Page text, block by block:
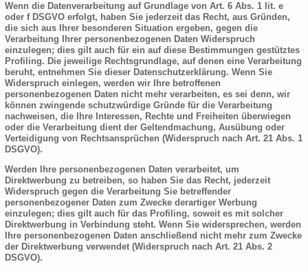
Wenn die Datenverarbeitung auf Grundlage von Art. 6 Abs. 1 lit. e
oder f DSGVO erfolgt, haben Sie jederzeit das Recht, aus Gründen,
die sich aus Ihrer besonderen Situation ergeben, gegen die
Verarbeitung Ihrer personenbezogenen Daten Widerspruch
einzulegen; dies gilt auch für ein auf diese Bestimmungen gestütztes
Profiling. Die jeweilige Rechtsgrundlage, auf denen eine Verarbeitung
beruht, entnehmen Sie dieser Datenschutzerklärung. Wenn Sie
Widerspruch einlegen, werden wir Ihre betroffenen
personenbezogenen Daten nicht mehr verarbeiten, es sei denn, wir
können zwingende schutzwürdige Gründe für die Verarbeitung
nachweisen, die Ihre Interessen, Rechte und Freiheiten überwiegen
oder die Verarbeitung dient der Geltendmachung, Ausübung oder
Verteidigung von Rechtsansprüchen (Widerspruch nach Art. 21 Abs. 1
DSGVO).
Werden Ihre personenbezogenen Daten verarbeitet, um
Direktwerbung zu betreiben, so haben Sie das Recht, jederzeit
Widerspruch gegen die Verarbeitung Sie betreffender
personenbezogener Daten zum Zwecke derartiger Werbung
einzulegen; dies gilt auch für das Profiling, soweit es mit solcher
Direktwerbung in Verbindung steht. Wenn Sie widersprechen, werden
Ihre personenbezogenen Daten anschließend nicht mehr zum Zwecke
der Direktwerbung verwendet (Widerspruch nach Art. 21 Abs. 2
DSGVO).